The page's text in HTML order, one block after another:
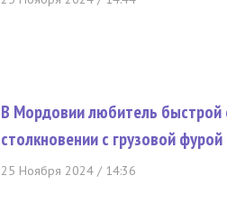
В Мордовии любитель быстрой
столкновении с грузовой фурой
25 Ноября 2024 / 14:36